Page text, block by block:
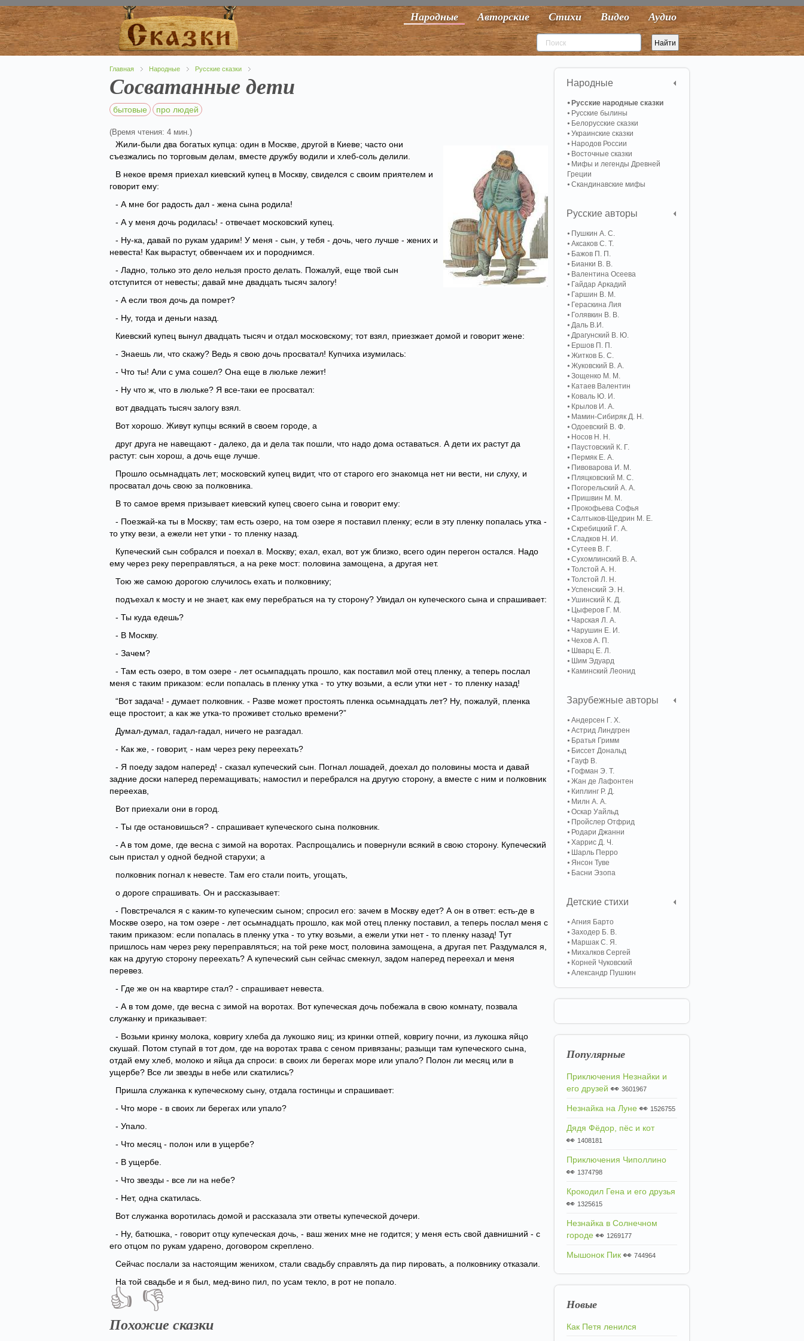
Народные Авторские Стихи Видео Аудио
Главная Народные Русские сказки
Сосватанные дети
бытовые про людей
(Время чтения: 4 мин.)
Жили-были два богатых купца: один в Москве, другой в Киеве; часто они
съезжались по торговым делам, вместе дружбу водили и хлеб-соль делили.
В некое время приехал киевский купец в Москву, свиделся с своим приятелем и
говорит ему:
- А мне бог радость дал - жена сына родила!
- А у меня дочь родилась! - отвечает московский купец.
- Ну-ка, давай по рукам ударим! У меня - сын, у тебя - дочь, чего лучше - жених и
невеста! Как вырастут, обвенчаем их и породнимся.
- Ладно, только это дело нельзя просто делать. Пожалуй, еще твой сын
отступится от невесты; давай мне двадцать тысяч залогу!
- А если твоя дочь да помрет?
- Ну, тогда и деньги назад.
Киевский купец вынул двадцать тысяч и отдал московскому; тот взял, приезжает домой и говорит жене:
- Знаешь ли, что скажу? Ведь я свою дочь просватал! Купчиха изумилась:
- Что ты! Али с ума сошел? Она еще в люльке лежит!
- Ну что ж, что в люльке? Я все-таки ее просватал:
вот двадцать тысяч залогу взял.
Вот хорошо. Живут купцы всякий в своем городе, а
друг друга не навещают - далеко, да и дела так пошли, что надо дома оставаться. А дети их растут да
растут: сын хорош, а дочь еще лучше.
Прошло осьмнадцать лет; московский купец видит, что от старого его знакомца нет ни вести, ни слуху, и
просватал дочь свою за полковника.
В то самое время призывает киевский купец своего сына и говорит ему:
- Поезжай-ка ты в Москву; там есть озеро, на том озере я поставил пленку; если в эту пленку попалась утка -
то утку вези, а ежели нет утки - то пленку назад.
Купеческий сын собрался и поехал в. Москву; ехал, ехал, вот уж близко, всего один перегон остался. Надо
ему через реку переправляться, а на реке мост: половина замощена, а другая нет.
Тою же самою дорогою случилось ехать и полковнику;
подъехал к мосту и не знает, как ему перебраться на ту сторону? Увидал он купеческого сына и спрашивает:
- Ты куда едешь?
- В Москву.
- Зачем?
- Там есть озеро, в том озере - лет осьмпадцать прошло, как поставил мой отец пленку, а теперь послал
меня с таким приказом: если попалась в пленку утка - то утку возьми, а если утки нет - то пленку назад!
“Вот задача! - думает полковник. - Разве может простоять пленка осьмнадцать лет? Ну, пожалуй, пленка
еще простоит; а как же утка-то проживет столько времени?”
Думал-думал, гадал-гадал, ничего не разгадал.
- Как же, - говорит, - нам через реку переехать?
- Я поеду задом наперед! - сказал купеческий сын. Погнал лошадей, доехал до половины моста и давай
задние доски наперед перемащивать; намостил и перебрался на другую сторону, а вместе с ним и полковник
переехав,
Вот приехали они в город.
- Ты где остановишься? - спрашивает купеческого сына полковник.
- A в том доме, где весна с зимой на воротах. Распрощались и повернули всякий в свою сторону. Купеческий
сын пристал у одной бедной старухи; а
полковник погнал к невесте. Там его стали поить, угощать,
о дороге спрашивать. Он и рассказывает:
- Повстречался я с каким-то купеческим сыном; спросил его: зачем в Москву едет? А он в ответ: есть-де в
Москве озеро, на том озере - лет осьмнадцать прошло, как мой отец пленку поставил, а теперь послал меня с
таким приказом: если попалась в пленку утка - то утку возьми, а ежели утки нет - то пленку назад! Тут
пришлось нам через реку переправляться; на той реке мост, половина замощена, а другая пет. Раздумался я,
как на другую сторону переехать? А купеческий сын сейчас смекнул, задом наперед переехал и меня
перевез.
- Где же он на квартире стал? - спрашивает невеста.
- А в том доме, где весна с зимой на воротах. Вот купеческая дочь побежала в свою комнату, позвала
служанку и приказывает:
- Возьми кринку молока, ковригу хлеба да лукошко яиц; из кринки отпей, ковригу почни, из лукошка яйцо
скушай. Потом ступай в тот дом, где на воротах трава с сеном привязаны; разыщи там купеческого сына,
отдай ему хлеб, молоко и яйца да спроси: в своих ли берегах море или упало? Полон ли месяц или в
ущербе? Все ли звезды в небе или скатились?
Пришла служанка к купеческому сыну, отдала гостинцы и спрашивает:
- Что море - в своих ли берегах или упало?
- Упало.
- Что месяц - полон или в ущербе?
- В ущербе.
- Что звезды - все ли на небе?
- Нет, одна скатилась.
Вот служанка воротилась домой и рассказала эти ответы купеческой дочери.
- Ну, батюшка, - говорит отцу купеческая дочь, - ваш жених мне не годится; у меня есть свой давнишний - с
его отцом по рукам ударено, договором скреплено.
Сейчас послали за настоящим женихом, стали свадьбу справлять да пир пировать, а полковнику отказали.
На той свадьбе и я был, мед-вино пил, по усам текло, в рот не попало.
👍 👎
Похожие сказки
Народные
Русские народные сказки
Русские былины
Белорусские сказки
Украинские сказки
Народов России
Восточные сказки
Мифы и легенды Древней
Греции
Скандинавские мифы
Русские авторы
Пушкин А. С.
Аксаков С. Т.
Бажов П. П.
Бианки В. В.
Валентина Осеева
Гайдар Аркадий
Гаршин В. М.
Гераскина Лия
Голявкин В. В.
Даль В.И.
Драгунский В. Ю.
Ершов П. П.
Житков Б. С.
Жуковский В. А.
Зощенко М. М.
Катаев Валентин
Коваль Ю. И.
Крылов И. А.
Мамин-Сибиряк Д. Н.
Одоевский В. Ф.
Носов Н. Н.
Паустовский К. Г.
Пермяк Е. А.
Пивоварова И. М.
Пляцковский М. С.
Погорельский А. A.
Пришвин М. М.
Прокофьева Софья
Салтыков-Щедрин М. Е.
Скребицкий Г. А.
Сладков Н. И.
Сутеев В. Г.
Сухомлинский В. А.
Толстой А. Н.
Толстой Л. Н.
Успенский Э. Н.
Ушинский К. Д.
Цыферов Г. М.
Чарская Л. А.
Чарушин Е. И.
Чехов А. П.
Шварц Е. Л.
Шим Эдуард
Каминский Леонид
Зарубежные авторы
Андерсен Г. Х.
Астрид Линдгрен
Братья Гримм
Биссет Дональд
Гауф В.
Гофман Э. Т.
Жан де Лафонтен
Киплинг Р. Д.
Милн А. А.
Оскар Уайльд
Пройслер Отфрид
Родари Джанни
Харрис Д. Ч.
Шарль Перро
Янсон Туве
Басни Эзопа
Детские стихи
Агния Барто
Заходер Б. В.
Маршак С. Я.
Михалков Сергей
Корней Чуковский
Александр Пушкин
Популярные
Приключения Незнайки и
его друзей 👀 3601967
Незнайка на Луне 👀 1526755
Дядя Фёдор, пёс и кот
👀 1408181
Приключения Чиполлино
👀 1374798
Крокодил Гена и его друзья
👀 1325615
Незнайка в Солнечном
городе 👀 1269177
Мышонок Пик 👀 744964
Новые
Как Петя ленился